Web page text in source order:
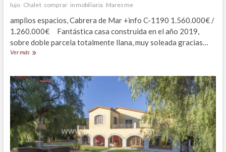
lujo Chalet comprar inmobiliaria Maresme
amplios espacios, Cabrera de Mar +info C-1190 1.560.000€ /
1.260.000€ Fantástica casa construida en el año 2019,
sobre doble parcela totalmente llana, muy soleada gracias…
Ver másCasa
pocos
pasos
de
la
playa,
en
excelente
ubicación